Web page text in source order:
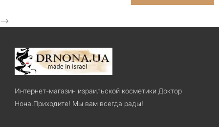
-->
Интернет-магазин израильской косметики Доктор
Нона.Приходите! Мы вам всегда рады!